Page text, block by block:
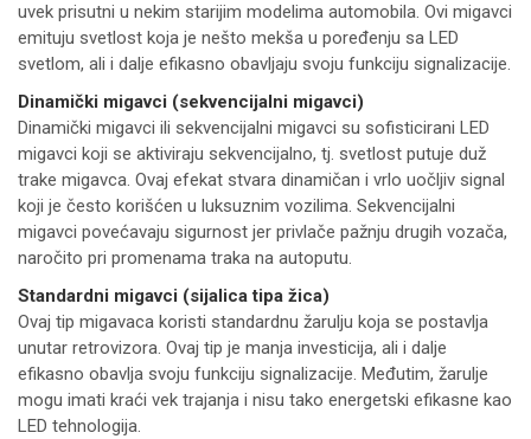
uvek prisutni u nekim starijim modelima automobila. Ovi migavci
emituju svetlost koja je nešto mekša u poređenju sa LED
svetlom, ali i dalje efikasno obavljaju svoju funkciju signalizacije.
Dinamički migavci (sekvencijalni migavci)
Dinamički migavci ili sekvencijalni migavci su sofisticirani LED
migavci koji se aktiviraju sekvencijalno, tj. svetlost putuje duž
trake migavca. Ovaj efekat stvara dinamičan i vrlo uočljiv signal
koji je često korišćen u luksuznim vozilima. Sekvencijalni
migavci povećavaju sigurnost jer privlače pažnju drugih vozača,
naročito pri promenama traka na autoputu.
Standardni migavci (sijalica tipa žica)
Ovaj tip migavaca koristi standardnu žarulju koja se postavlja
unutar retrovizora. Ovaj tip je manja investicija, ali i dalje
efikasno obavlja svoju funkciju signalizacije. Međutim, žarulje
mogu imati kraći vek trajanja i nisu tako energetski efikasne kao
LED tehnologija.